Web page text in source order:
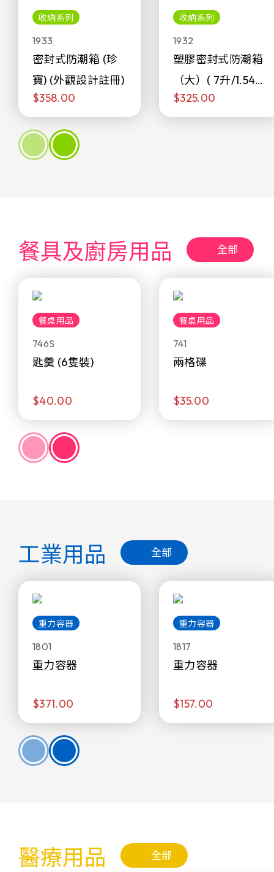
收納系列
1933
密封式防潮箱 (珍
寶) (外觀設計註冊)
$358.00
收納系列
1932
塑膠密封式防潮箱
（大）( 7升/1.54加
侖)
$325.00
餐具及廚房用品 全部
餐桌用品
746S
匙羹 (6隻裝)
$40.00
餐桌用品
741
兩格碟
$35.00
工業用品 全部
重力容器
1801
重力容器
$371.00
重力容器
1817
重力容器
$157.00
醫療用品 全部